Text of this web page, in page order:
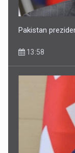
Pakistan
13:58